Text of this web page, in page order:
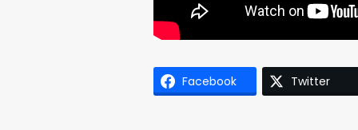
Facebook Twitter